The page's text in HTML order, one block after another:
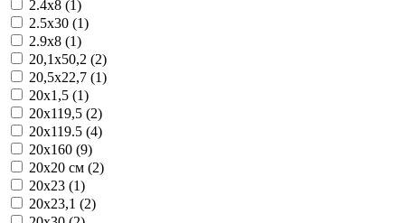
2.4x8 (1)
2.5x30 (1)
2.9x8 (1)
20,1x50,2 (2)
20,5x22,7 (1)
20x1,5 (1)
20x119,5 (2)
20x119.5 (4)
20x160 (9)
20x20 см (2)
20x23 (1)
20x23,1 (2)